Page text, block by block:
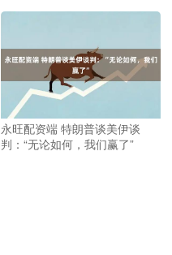
永旺配资端 特朗普谈美伊谈
判：“无论如何，我们赢了”